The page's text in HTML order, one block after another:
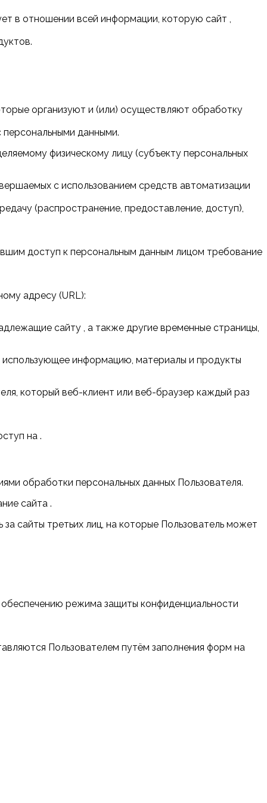
в отношении всей информации, которую сайт ,
организуют и (или) осуществляют обработку
данными.
физическому лицу (субъекту персональных
с использованием средств автоматизации
(распространение, предоставление, доступ),
доступ к персональным данным лицом требование
адресу (URL):
сайту , а также другие временные страницы,
использующее информацию, материалы и продукты
который веб-клиент или веб-браузер каждый раз
на .
обработки персональных данных Пользователя.
сайта .
сайты третьих лиц, на которые Пользователь может
режима защиты конфиденциальности
Пользователем путём заполнения форм на